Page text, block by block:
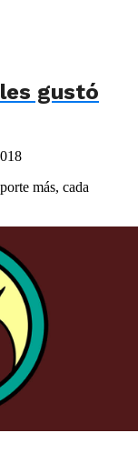
gustó
más, cada